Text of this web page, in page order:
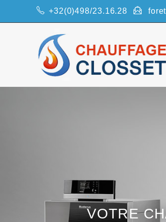
+32(0)498/23.16.28
VOTRE